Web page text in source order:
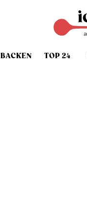
BACKEN TOP 24